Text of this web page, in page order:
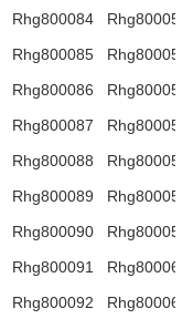
Rhg800084
Rhg800053
Rhg800085
Rhg800054
Rhg800086
Rhg800055
Rhg800087
Rhg800056
Rhg800088
Rhg800057
Rhg800089
Rhg800058
Rhg800090
Rhg800059
Rhg800091
Rhg800060
Rhg800092
Rhg800061